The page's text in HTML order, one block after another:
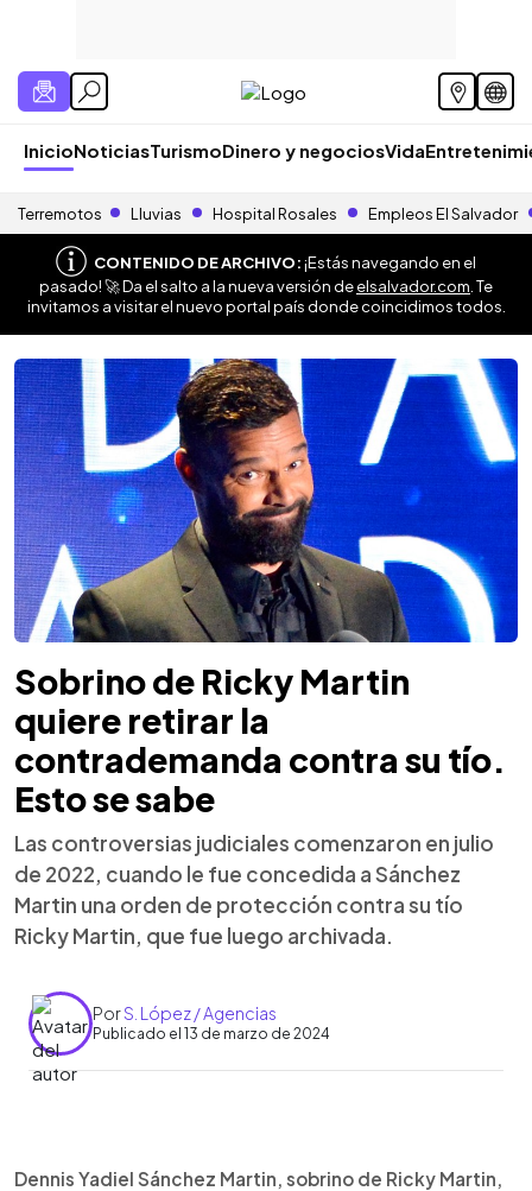
InicioNoticiasTurismoDinero y negociosVida
Terremotos Lluvias Hospital Rosales Empleos El Salvador
CONTENIDO DE ARCHIVO:¡Estás navegando en el
pasado! 🚀 Da el salto a la nueva versión deelsalvador.com . Te
invitamos a visitar el nuevo portal país donde coincidimos todos.
Sobrino de Ricky Martin
quiere retirar la
contrademanda contra su tío.
Esto se sabe
Las controversias judiciales comenzaron en julio
de 2022, cuando le fue concedida a Sánchez
Martin una orden de protección contra su tío
Ricky Martin, que fue luego archivada.
PorS. López / Agencias
Publicado el 13 de marzo de 2024
► Escuchar artículo
Dennis Yadiel Sánchez Martin, sobrino de Ricky Martin,